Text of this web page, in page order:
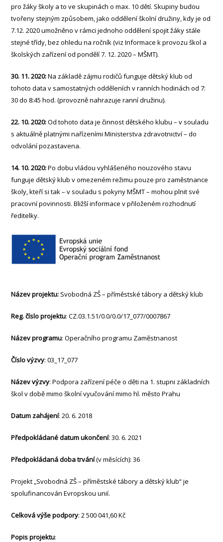
pro žáky školy a to ve skupinách o max. 10 dětí. Skupiny budou
tvořeny stejným způsobem, jako oddělení školní družiny, kdy je od
7.12. 2020 umožněno v rámci jednoho oddělení spojit žáky stále
stejné třídy, bez ohledu na ročník (viz Informace k provozu škol a
školských zařízení od pondělí 7. 12. 2020 – MŠMT).
30. 11. 2020:Na základě zájmu rodičů funguje dětský klub od
tohoto data v samostatných odděleních v ranních hodinách od 7:
30 do 8:45 hod. (provozně nahrazuje ranní družinu).
22. 10. 2020:Od tohoto data je činnost dětského klubu – v souladu
s aktuálně platnými nařízeními Ministerstva zdravotnictví – do
odvolání pozastavena.
14. 10. 2020:Po dobu vládou vyhlášeného nouzového stavu
funguje dětský klub v omezeném režimu pouze pro zaměstnance
školy, kteří si tak – v souladu s pokyny MŠMT – mohou plnit své
pracovní povinnosti. Bližší informace v přiloženém rozhodnutí
ředitelky.
Název projektu: Svobodná ZŠ – příměstské tábory a dětský klub
Reg. číslo projektu: CZ.03.1.51/0.0/0.0/17_077/0007867
Název programu: Operačního programu Zaměstnanost
Číslo výzvy: 03_17_077
Název výzvy: Podpora zařízení péče o děti na 1. stupni základních
škol v době mimo školní vyučování mimo hl. město Prahu
Datum zahájení: 20. 6. 2018
Předpokládané datum ukončení: 30. 6. 2021
Předpokládaná doba trvání(v měsících): 36
Projekt „Svobodná ZŠ – příměstské tábory a dětský klub“ je
spolufinancován Evropskou unií.
Celková výše podpory: 2 500 041,60 Kč
Popis projektu: